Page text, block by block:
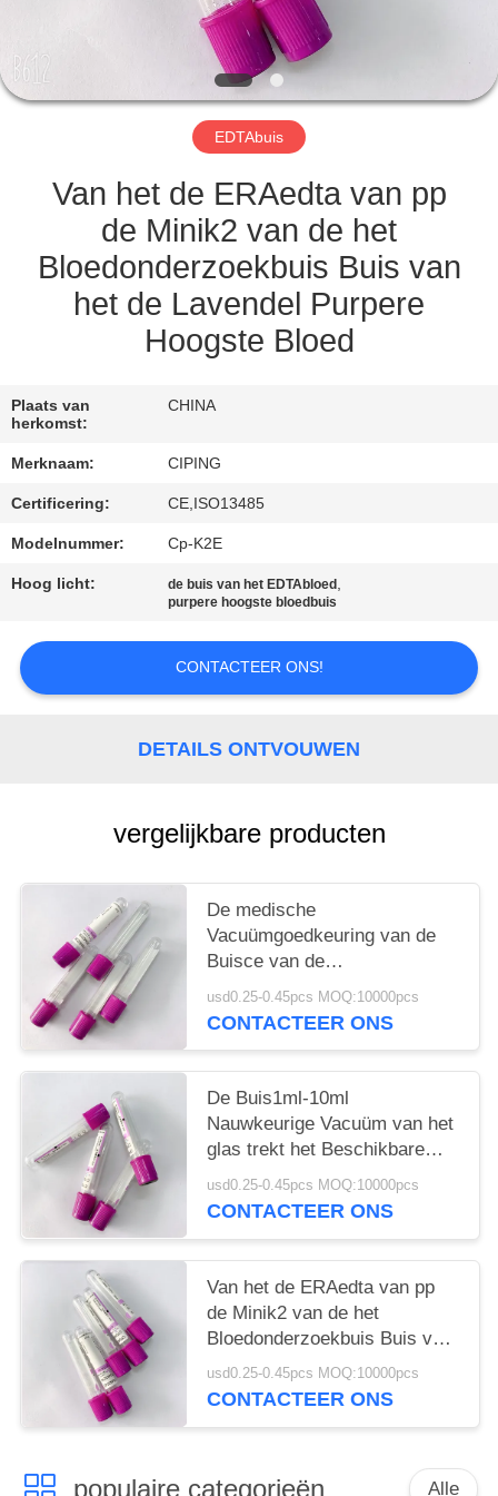
VERZOEK
EEN
CITAAT
SITEMAP
POLICY
EDTAbuis
Van het de ERAedta van pp
de Minik2 van de het
Bloedonderzoekbuis Buis van
het de Lavendel Purpere
Hoogste Bloed
Plaats van
herkomst:
CHINA
Merknaam: CIPING
Certificering: CE,ISO13485
Modelnummer: Cp-K2E
Hoog licht: de buis van het EDTAbloed ,
purpere hoogste bloedbuis
CONTACTEER ONS!
DETAILS ONTVOUWEN
vergelijkbare producten
De medische
Vacuümgoedkeuring van de
Buisce van de
Bloedinzameling van Bepaling
g-6-PD
usd0.25-0.45pcs MOQ:10000pcs
CONTACTEER ONS
De Buis1ml-10ml
Nauwkeurige Vacuüm van het
glas trekt het Beschikbare
EDTA Volume
usd0.25-0.45pcs MOQ:10000pcs
CONTACTEER ONS
Van het de ERAedta van pp
de Minik2 van de het
Bloedonderzoekbuis Buis van
het de Lavendel Purpere
Hoogste Bloed
usd0.25-0.45pcs MOQ:10000pcs
CONTACTEER ONS
populaire categorieën Alle